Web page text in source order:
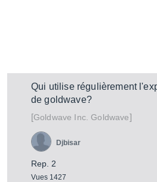
Qui utilise régulièrement
de goldwave?
[Goldwave Inc. Goldwave]
Rep. 2
Vues 1427
Djbisar